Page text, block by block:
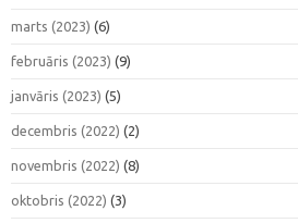
marts (2023) (6)
februāris (2023) (9)
janvāris (2023) (5)
decembris (2022) (2)
novembris (2022) (8)
oktobris (2022) (3)